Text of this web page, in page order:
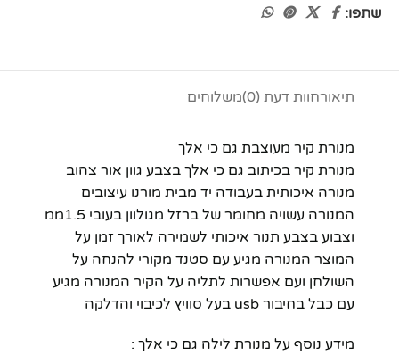
שתפו:
תיאורחוות דעת (0) משלוחים
מנורת קיר מעוצבת גם כי אלך
מנורת קיר בכיתוב גם כי אלך בצבע גוון אור צהוב
מנורה איכותית בעבודה יד מבית מורנו עיצובים
המנורה עשויה מחומר של ברזל מגולוון בעובי 1.5ממ
וצבוע בצבע תנור איכותי לשמירה לאורך זמן על
המוצר המנורה מגיע עם סטנד מקורי להנחה על
השולחן ועם אפשרות לתליה על הקיר המנורה מגיע
עם כבל בחיבור usb בעל סוויץ לכיבוי והדלקה
מידע נוסף על מנורת לילה גם כי אלך :